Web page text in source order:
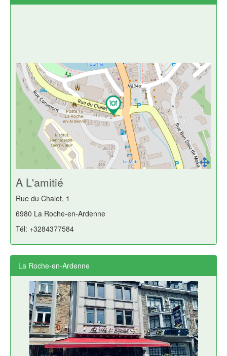
A L'amitié
Rue du Chalet, 1
6980 La Roche-en-Ardenne
Tél: +3284377584
La Roche-en-Ardenne